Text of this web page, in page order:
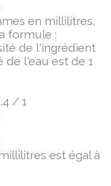
en millilitres,
formule :
de l'ingrédient
de l'eau est de 1
/ 1
est égal à